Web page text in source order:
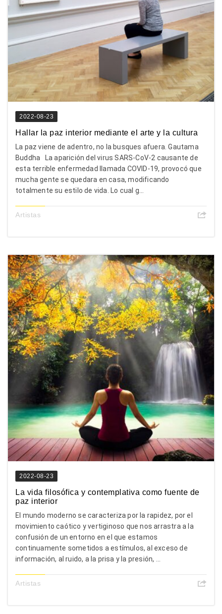
2022-08-23
Hallar la paz interior mediante el arte y la cultura
La paz viene de adentro, no la busques afuera. Gautama
Buddha La aparición del virus SARS-CoV-2 causante de
esta terrible enfermedad llamada COVID-19, provocó que
mucha gente se quedara en casa, modificando
totalmente su estilo de vida. Lo cual g...
Artistas
2022-08-23
La vida filosófica y contemplativa como fuente de
paz interior
El mundo moderno se caracteriza por la rapidez, por el
movimiento caótico y vertiginoso que nos arrastra a la
confusión de un entorno en el que estamos
continuamente sometidos a estímulos, al exceso de
información, al ruido, a la prisa y la presión, ...
Artistas